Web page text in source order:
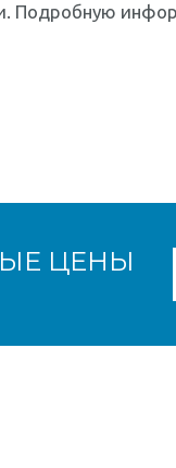
Подробную
ЦЕНЫ